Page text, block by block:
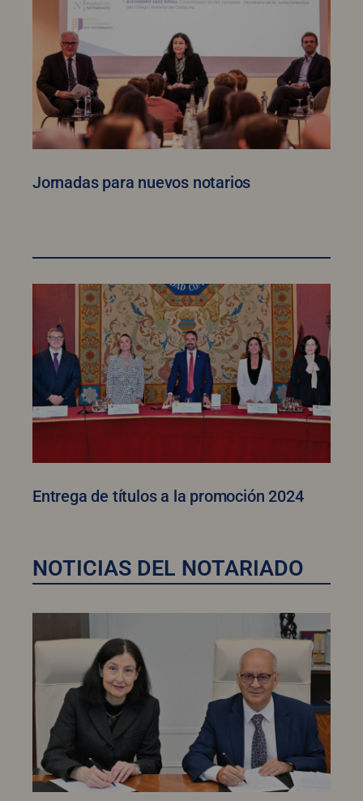
Jornadas para nuevos notarios
Entrega de títulos a la promoción 2024
NOTICIAS DEL NOTARIADO